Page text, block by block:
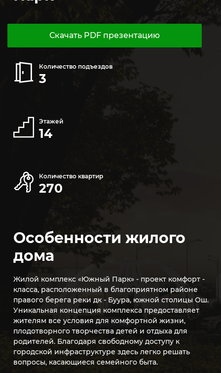
Скачать PDF презентацию
Количество подъездов
3
Этажей
14
Количество квартир
270
Особенности жилого
дома
Жилой комплекс «Южный Парк» - проект комфорт ­
класса, расположенный в благоприятном районе
правого берега реки дк - Буура, южной столицы Ош.
Уникальная концепция комплекса предоставляет
жителям все условия для комфортной жизни,
плодотворного творчества детей и отдыха для
родителей. Благодаря свободному доступу к
городской инфраструктуре здесь легко решать
вопросы, касающиеся семейного быта.